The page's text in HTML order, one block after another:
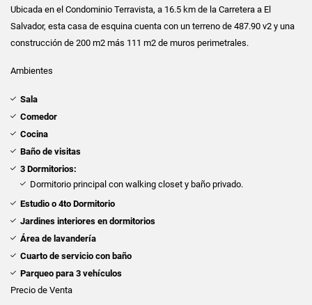
Ubicada en el Condominio Terravista, a 16.5 km de la Carretera a El
Salvador, esta casa de esquina cuenta con un terreno de 487.90 v2 y una
construcción de 200 m2 más 111 m2 de muros perimetrales.
Ambientes
Sala
Comedor
Cocina
Baño de visitas
3 Dormitorios:
Dormitorio principal con walking closet y baño privado.
Estudio o 4to Dormitorio
Jardines interiores en dormitorios
Área de lavandería
Cuarto de servicio con baño
Parqueo para 3 vehículos
Precio de Venta